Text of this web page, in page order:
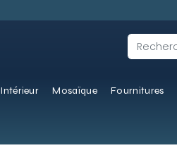
Intérieur Mosaïque Fournitures